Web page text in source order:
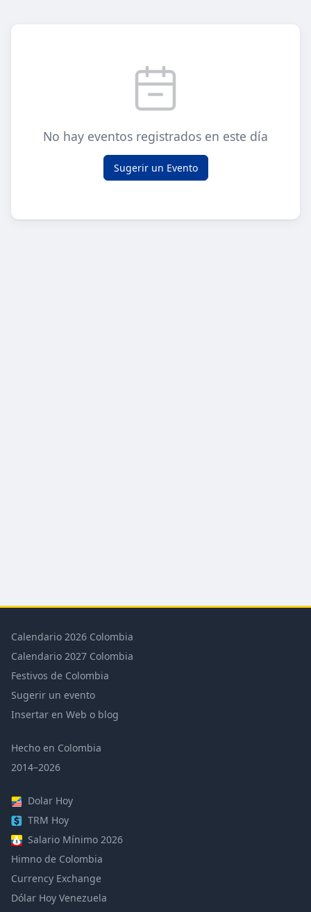
No hay eventos registrados en este día
Sugerir un Evento
Calendario 2026 Colombia
Calendario 2027 Colombia
Festivos de Colombia
Sugerir un evento
Insertar en Web o blog
Hecho en Colombia
2014–2026
Dolar Hoy
TRM Hoy
Salario Mínimo 2026
Himno de Colombia
Currency Exchange
Dólar Hoy Venezuela